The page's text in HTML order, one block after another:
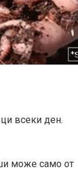
всеки ден.
може само от